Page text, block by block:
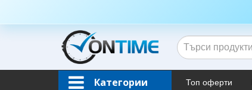
Категории Топ оферти